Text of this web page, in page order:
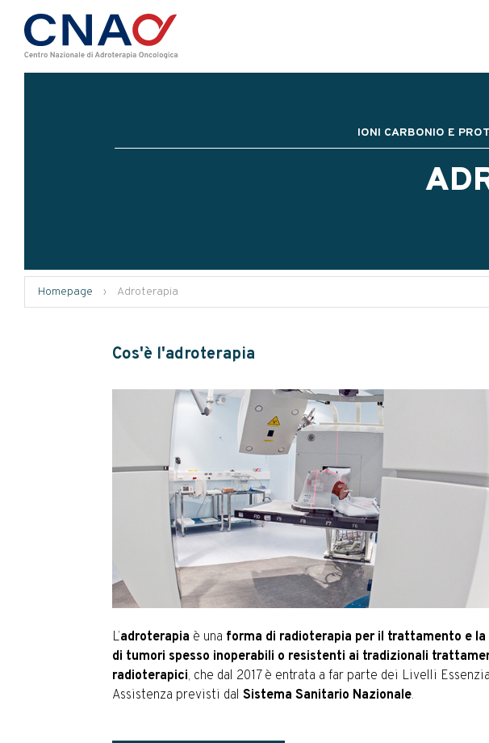
IONI CARBONIO E
Homepage › Adroterapia
Cos'è l'adroterapia
L’adroterapia è una forma di radioterapia per il trattamento e la
di tumori spesso inoperabili o resistenti ai tradizionali
radioterapici, che dal 2017 è entrata a far parte dei Livelli
Assistenza previsti dalSistema Sanitario Nazionale.